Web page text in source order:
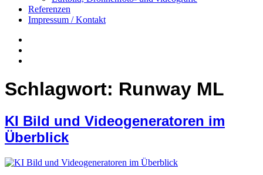
Referenzen
Impressum / Kontakt
Schlagwort: Runway ML
KI Bild und Videogeneratoren im
Überblick